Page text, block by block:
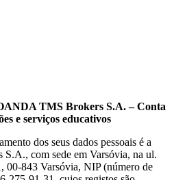
TMS Brokers S.A. – Conta
e serviços educativos
dos seus dados pessoais é a
com sede em Varsóvia, na ul.
00-843 Varsóvia, NIP (número de